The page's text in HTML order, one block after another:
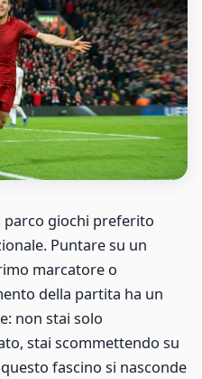
giochi preferito
Puntare su un
marcatore o
della partita ha un
non stai solo
stai scommettendo su
fascino si nasconde